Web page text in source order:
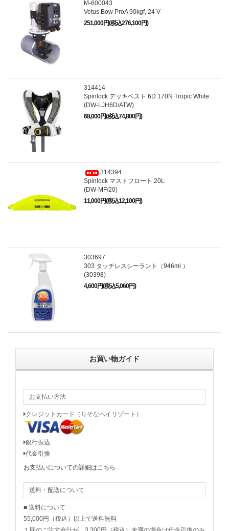
M-600043
Vetus Bow ProA 90kgf, 24 V
251,000円(税込276,100円)
314414
Spinlock デッキベスト 6D 170N Tropic White
(DW-LJH6D/ATW)
68,000円(税込74,800円)
314394
Spinlock マストフロート 20L
(DW-MF/20)
11,000円(税込12,100円)
303697
303 タッチレスシーラント（946ml ）
(30398)
4,600円(税込5,060円)
お買い物ガイド
お支払い方法
クレジットカード（りそなペイリゾート）
銀行振込
代金引換
お支払いについての詳細はこちら
送料・配送について
■ 送料について
55,000円（税込）以上で送料無料